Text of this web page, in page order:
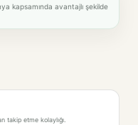
kapsamında avantajlı şekilde
takip etme kolaylığı.